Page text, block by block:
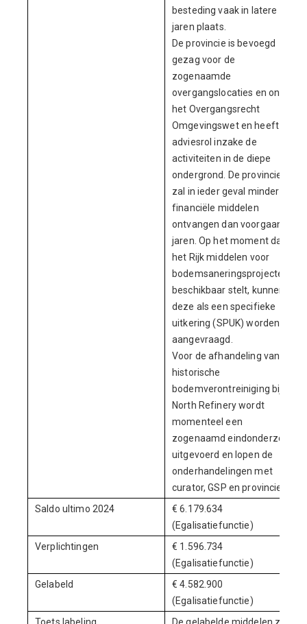
besteding vaak in latere
jaren plaats.
De provincie is bevoegd
gezag voor de
zogenaamde
overgangslocaties en onder
het Overgangsrecht
Omgevingswet en heeft de
adviesrol inzake de
activiteiten in de diepe
ondergrond. De provincie
zal in ieder geval minder
financiële middelen
ontvangen dan voorgaande
jaren. Op het moment dat
het Rijk middelen voor
bodemsaneringsprojecten
beschikbaar stelt, kunnen
deze als een specifieke
uitkering (SPUK) worden
aangevraagd.
Voor de afhandeling van de
historische
bodemverontreiniging bij
North Refinery wordt
momenteel een
zogenaamd eindonderzoek
uitgevoerd en lopen de
onderhandelingen met
curator, GSP en provincie.
Saldo ultimo 2024
€ 6.179.634
(Egalisatiefunctie)
Verplichtingen
€ 1.596.734
(Egalisatiefunctie)
Gelabeld
€ 4.582.900
(Egalisatiefunctie)